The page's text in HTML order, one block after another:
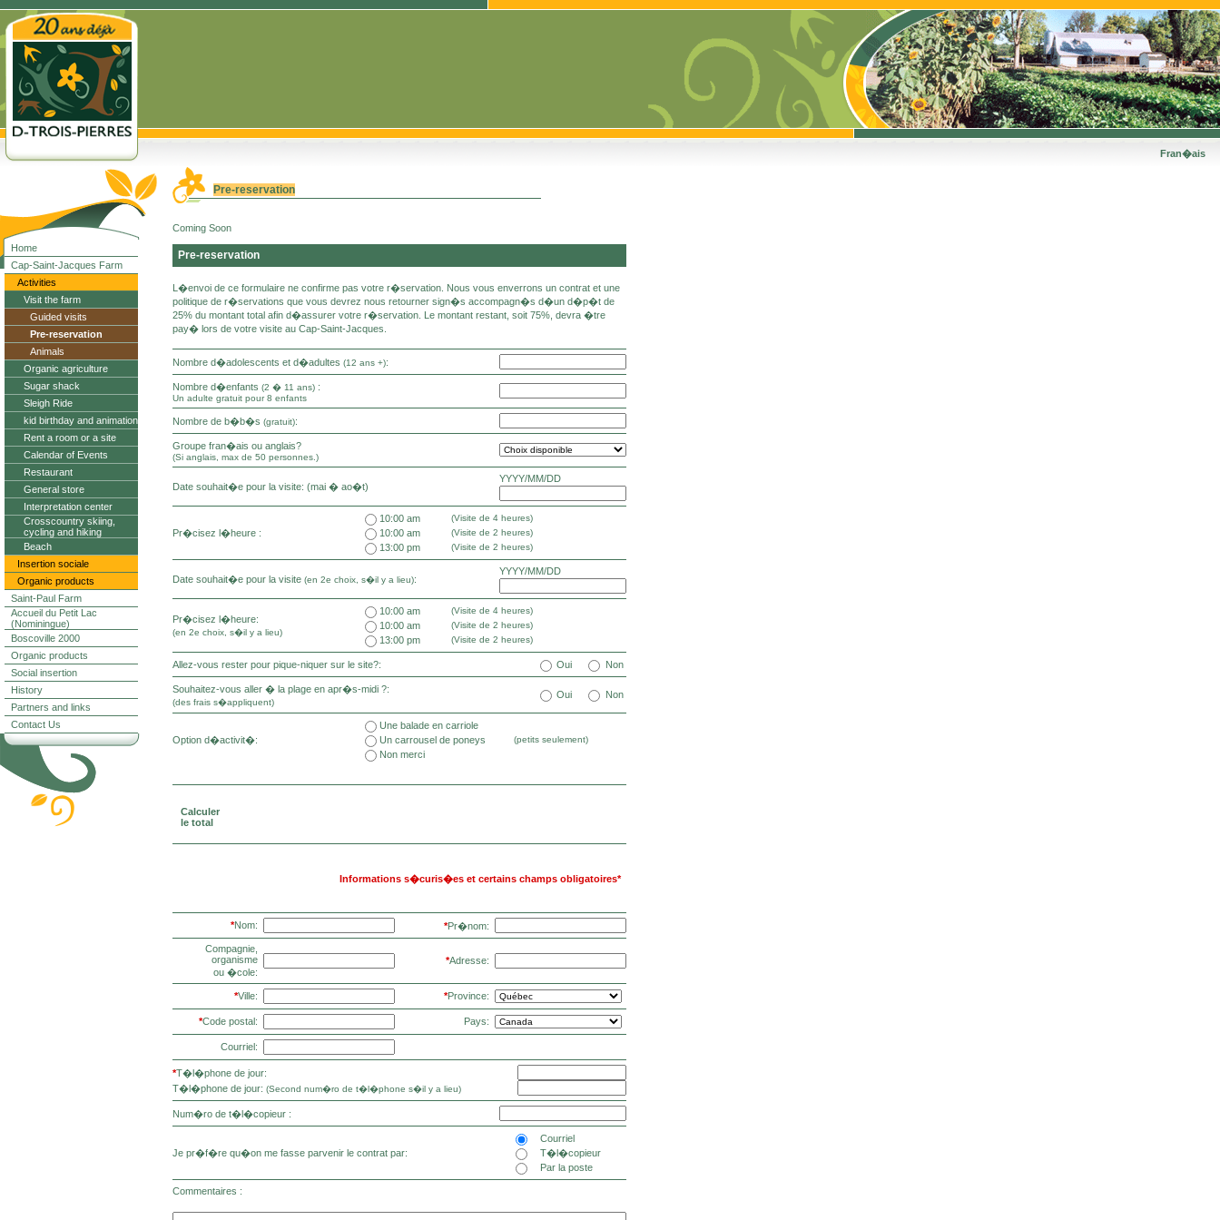
Fran�ais
Home
Cap-Saint-Jacques Farm
Activities
Visit the farm
Guided visits
Pre-reservation
Animals
Organic agriculture
Sugar shack
Sleigh Ride
kid birthday and animation
Rent a room or a site
Calendar of Events
Restaurant
General store
Interpretation center
Crosscountry skiing,
cycling and hiking
Beach
Insertion sociale
Organic products
Saint-Paul Farm
Accueil du Petit Lac
(Nominingue)
Boscoville 2000
Organic products
Social insertion
History
Partners and links
Contact Us
Pre-reservation
Coming Soon
Pre-reservation
L�envoi de ce formulaire ne confirme pas votre r�servation. Nous vous enverrons un contrat et une
politique de r�servations que vous devrez nous retourner sign�s accompagn�s d�un d�p�t de
25% du montant total afin d�assurer votre r�servation. Le montant restant, soit 75%, devra �tre
pay� lors de votre visite au Cap-Saint-Jacques.
Nombre d�adolescents et d�adultes (12 ans +):
Nombre d�enfants (2 � 11 ans) :
Un adulte gratuit pour 8 enfants
Nombre de b�b�s (gratuit):
Groupe fran�ais ou anglais?
(Si anglais, max de 50 personnes.)
Date souhait�e pour la visite: (mai � ao�t)
YYYY/MM/DD
Pr�cisez l�heure :
10:00 am (Visite de 4 heures)
10:00 am (Visite de 2 heures)
13:00 pm (Visite de 2 heures)
Date souhait�e pour la visite (en 2e choix, s�il y a lieu):
YYYY/MM/DD
Pr�cisez l�heure:
(en 2e choix, s�il y a lieu)
10:00 am (Visite de 4 heures)
10:00 am (Visite de 2 heures)
13:00 pm (Visite de 2 heures)
Allez-vous rester pour pique-niquer sur le site?: Oui Non
Souhaitez-vous aller � la plage en apr�s-midi ?:
(des frais s�appliquent)
Oui Non
Option d�activit�:
Une balade en carriole
Un carrousel de poneys
(petits seulement)
Non merci
Calculer
le total
Informations s�curis�es et certains champs obligatoires*
*Nom: *Pr�nom:
Compagnie,
organisme
ou �cole:
*Adresse:
*Ville: *Province:
*Code postal: Pays:
Courriel:
*T�l�phone de jour:
T�l�phone de jour: (Second num�ro de t�l�phone s�il y a lieu)
Num�ro de t�l�copieur :
Je pr�f�re qu�on me fasse parvenir le contrat par:
Courriel
T�l�copieur
Par la poste
Commentaires :